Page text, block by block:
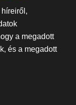
a megadott
és a megadott